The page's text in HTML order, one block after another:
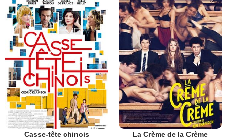
Casse-tête chinois La Crème de la Crème